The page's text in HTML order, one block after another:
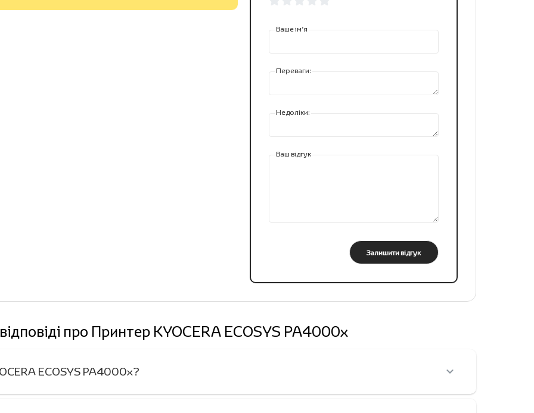
Ваше ім’я
Переваги:
Недоліки:
Ваш відгук
Залишити відгук
про Принтер KYOCERA ECOSYS PA4000x
ECOSYS PA4000x?